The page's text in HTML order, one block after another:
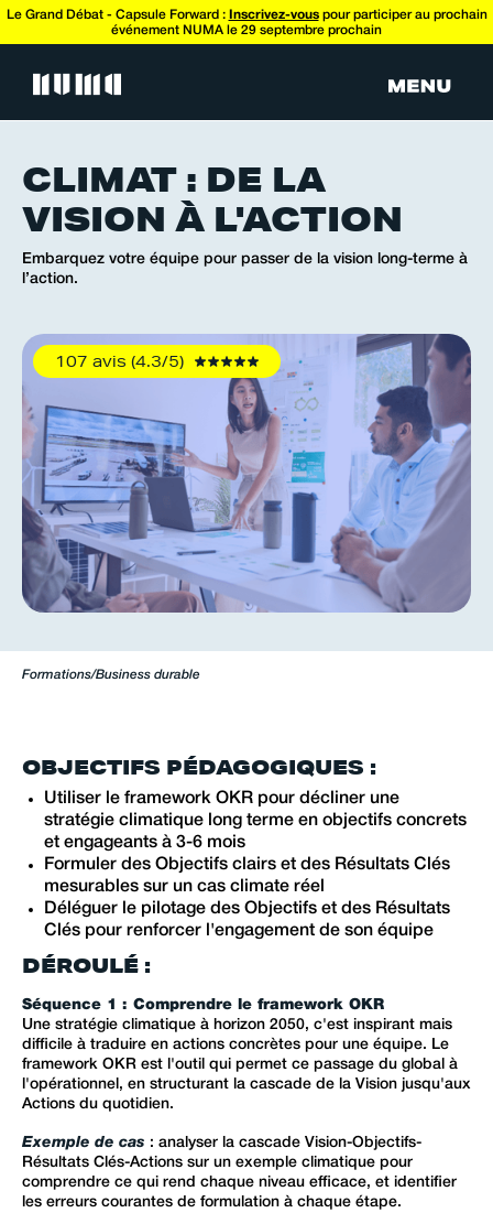
Le Grand Débat - Capsule Forward : Inscrivez-vouspour participer au prochain
événement NUMA le 29 septembre prochain
CLIMAT : DE LA
VISION À L'ACTION
Embarquez votre équipe pour passer de la vision long-terme à
l’action.
107 avis (4.3/5)
Formations/Business durable
OBJECTIFS PÉDAGOGIQUES :
Utiliser le framework OKR pour décliner une
stratégie climatique long terme en objectifs concrets
et engageants à 3-6 mois
Formuler des Objectifs clairs et des Résultats Clés
mesurables sur un cas climate réel
Déléguer le pilotage des Objectifs et des Résultats
Clés pour renforcer l'engagement de son équipe
DÉROULÉ :
Séquence 1 : Comprendre le framework OKR
Une stratégie climatique à horizon 2050, c'est inspirant mais
difficile à traduire en actions concrètes pour une équipe. Le
framework OKR est l'outil qui permet ce passage du global à
l'opérationnel, en structurant la cascade de la Vision jusqu'aux
Actions du quotidien.
Exemple de cas : analyser la cascade Vision-Objectifs-
Résultats Clés-Actions sur un exemple climatique pour
comprendre ce qui rend chaque niveau efficace, et identifier
les erreurs courantes de formulation à chaque étape.